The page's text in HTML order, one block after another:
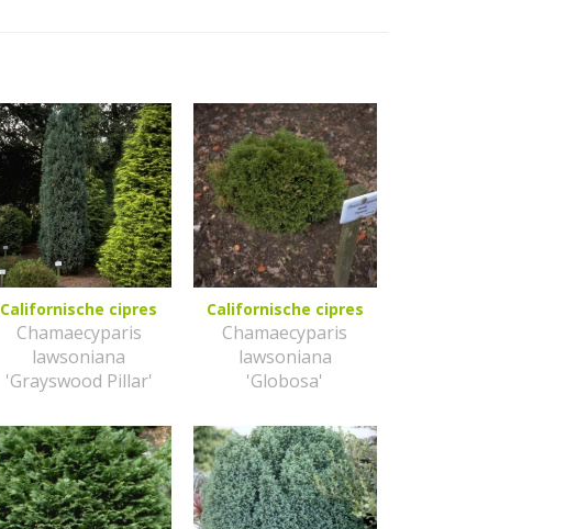
Californische cipres
Chamaecyparis
lawsoniana
'Grayswood Pillar'
Californische cipres
Chamaecyparis
lawsoniana
'Globosa'